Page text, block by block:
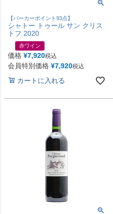
【パーカーポイント93点】
シャトー トゥール サン クリス
トフ 2020
赤ワイン
価格 ¥7,920税込
会員特別価格 ¥7,920税込
カートに入れる